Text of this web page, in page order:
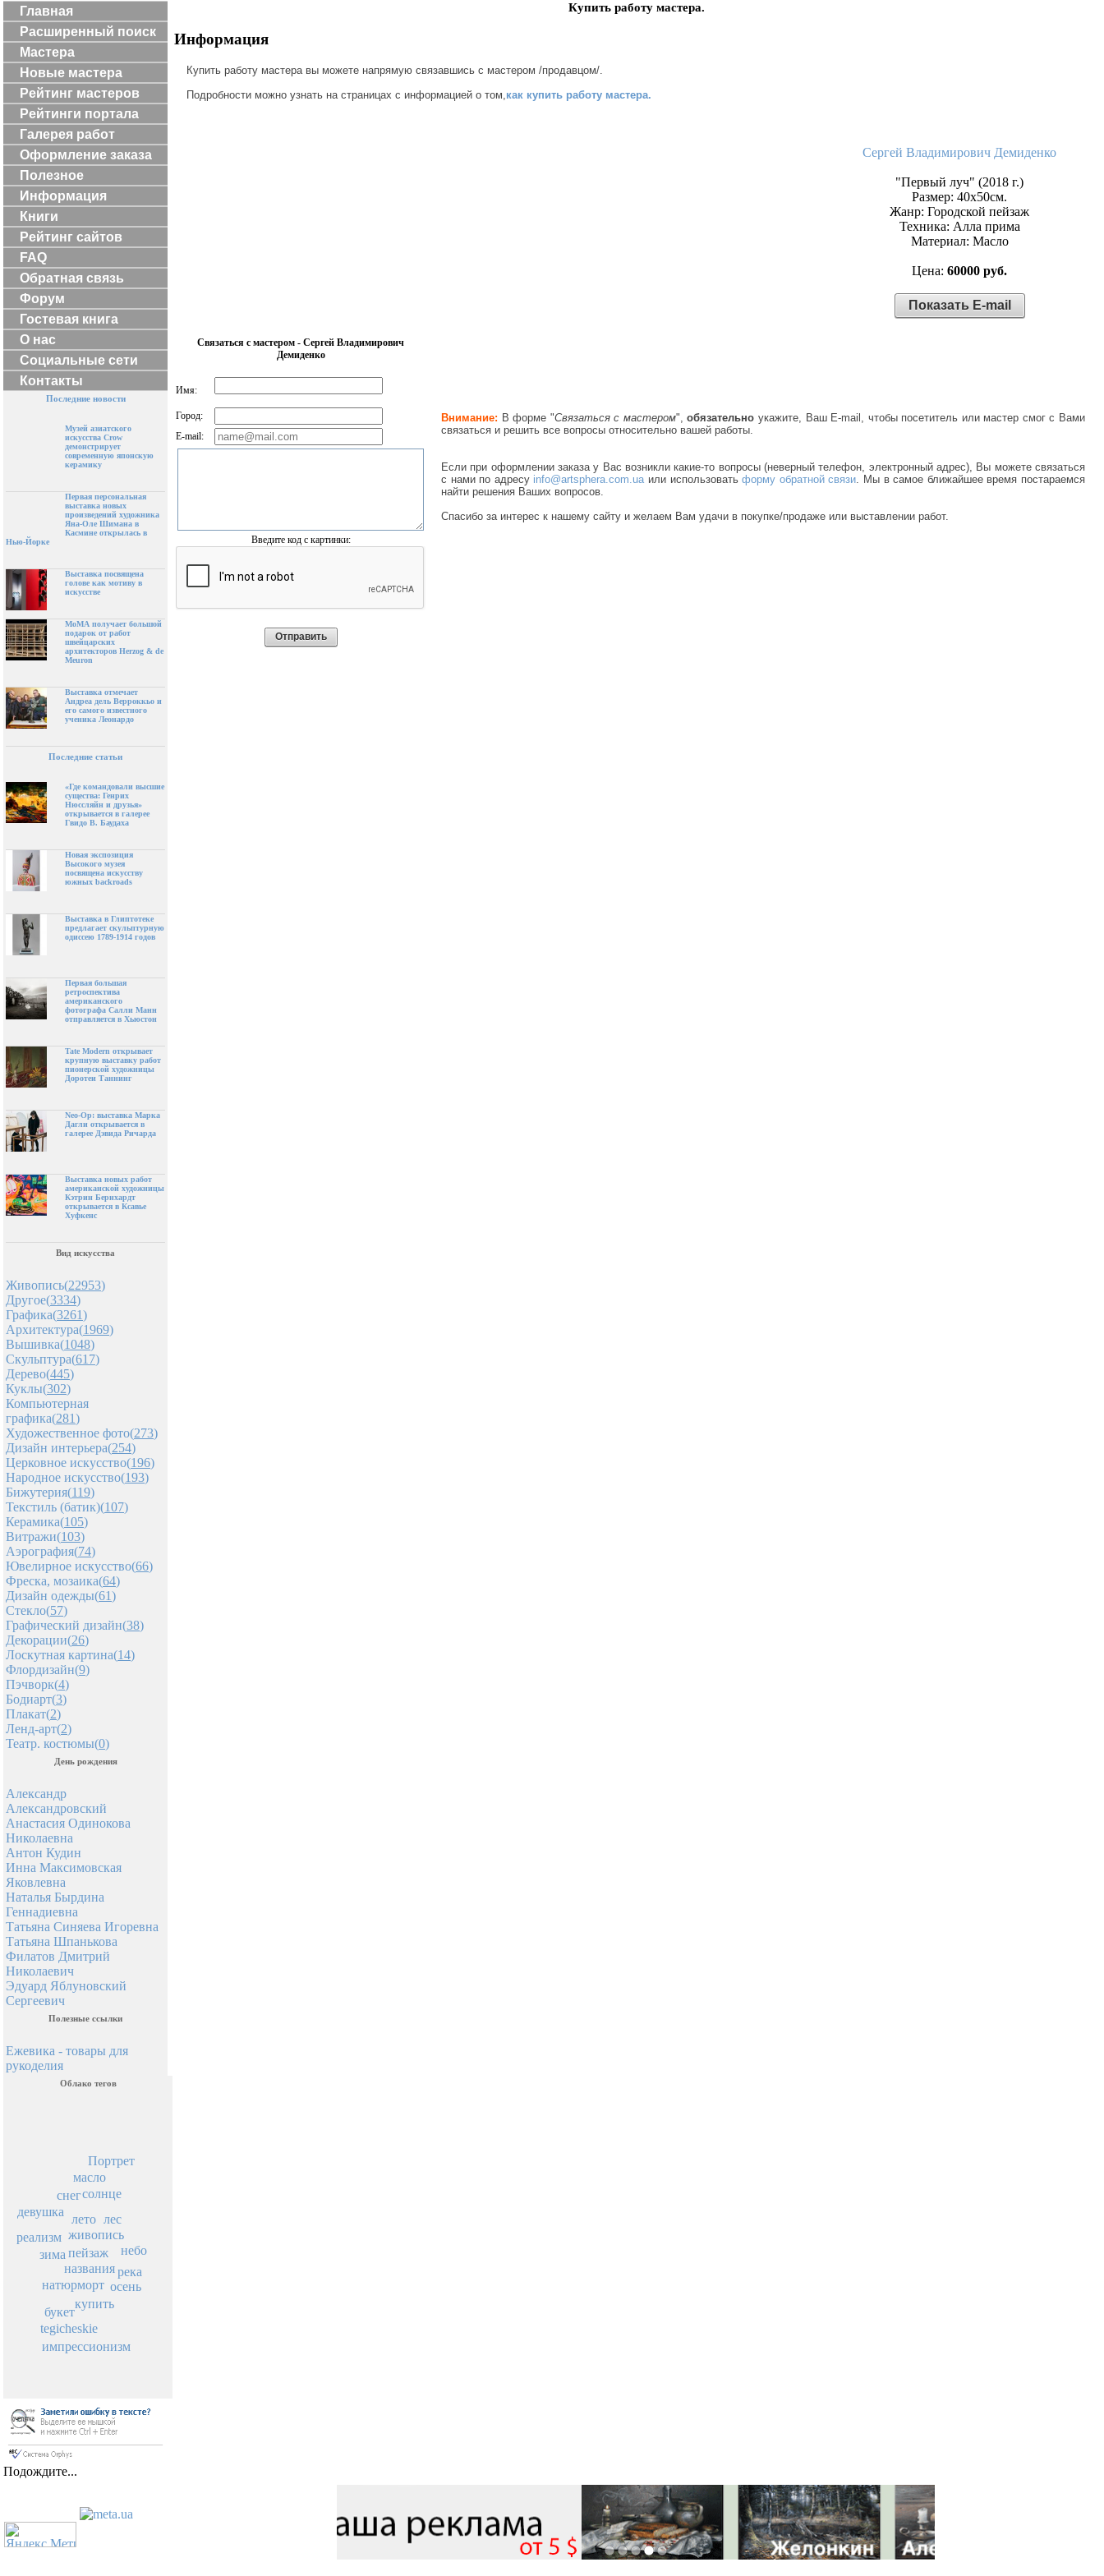
Главная
Расширенный поиск
Мастера
Новые мастера
Рейтинг мастеров
Рейтинги портала
Галерея работ
Оформление заказа
Полезное
Информация
Книги
Рейтинг сайтов
FAQ
Обратная связь
Форум
Гостевая книга
О нас
Социальные сети
Контакты
Последние новости
Музей азиатского
искусства Crow
демонстрирует
современную японскую
керамику
Первая персональная
выставка новых
произведений художника
Яна-Оле Шимана в
Касмине открылась в
Нью-Йорке
Выставка посвящена
голове как мотиву в
искусстве
МоМА получает большой
подарок от работ
швейцарских
архитекторов Herzog & de
Meuron
Выставка отмечает
Андреа дель Верроккьо и
его самого известного
ученика Леонардо
Последние статьи
«Где командовали высшие
существа: Генрих
Нюссляйн и друзья»
открывается в галерее
Гвидо В. Баудаха
Новая экспозиция
Высокого музея
посвящена искусству
южных backroads
Выставка в Глиптотеке
предлагает скульптурную
одиссею 1789-1914 годов
Первая большая
ретроспектива
американского
фотографа Салли Манн
отправляется в Хьюстон
Tate Modern открывает
крупную выставку работ
пионерской художницы
Доротеи Таннинг
Neo-Op: выставка Марка
Дагли открывается в
галерее Дэвида Ричарда
Выставка новых работ
американской художницы
Кэтрин Бернхардт
открывается в Ксавье
Хуфкенс
Вид искусства
Живопись(22953)
Другое(3334)
Графика(3261)
Архитектура(1969)
Вышивка(1048)
Скульптура(617)
Дерево(445)
Куклы(302)
Компьютерная
графика(281)
Художественное фото(273)
Дизайн интерьера(254)
Церковное искусство(196)
Народное искусство(193)
Бижутерия(119)
Текстиль (батик)(107)
Керамика(105)
Витражи(103)
Аэрография(74)
Ювелирное искусство(66)
Фреска, мозаика(64)
Дизайн одежды(61)
Стекло(57)
Графический дизайн(38)
Декорации(26)
Лоскутная картина(14)
Флордизайн(9)
Пэчворк(4)
Бодиарт(3)
Плакат(2)
Ленд-арт(2)
Театр. костюмы(0)
День рождения
Александр
Александровский
Анастасия Одинокова
Николаевна
Антон Кудин
Инна Максимовская
Яковлевна
Наталья Бырдина
Геннадиевна
Татьяна Синяева Игоревна
Татьяна Шпанькова
Филатов Дмитрий
Николаевич
Эдуард Яблуновский
Сергеевич
Полезные ссылки
Ежевика - товары для
рукоделия
Облако тегов
пейзаж
названия
живопись
лето
натюрморт
купить
солнце
лес
зима
осень
букет
масло
река
снег
tegicheskie
реализм
небо
импрессионизм
Портрет
девушка
Подождите...
Купить работу мастера.
Информация
Купить работу мастера вы можете напрямую связавшись с мастером /продавцом/.
Подробности можно узнать на страницах с информацией о том, как купить работу мастера.
Сергей Владимирович Демиденко
"Первый луч" (2018 г.)
Размер: 40х50см.
Жанр: Городской пейзаж
Техника: Алла прима
Материал: Масло
Цена: 60000 руб.
Показать E-mail
Связаться с мастером - Сергей Владимирович
Демиденко
Внимание: В форме "Связаться с мастером",обязательно укажите, Ваш E-mail, чтобы посетитель или мастер смог с Вами
связаться и решить все вопросы относительно вашей работы.
Если при оформлении заказа у Вас возникли какие-то вопросы (неверный телефон, электронный адрес), Вы можете связаться
с нами по адресу info@artsphera.com.ua или использоватьформу обратной связи . Мы в самое ближайшее время постараемся
найти решения Ваших вопросов.
Спасибо за интерес к нашему сайту и желаем Вам удачи в покупке/продаже или выставлении работ.
Имя:
Город:
E-mail:
Введите код с картинки: